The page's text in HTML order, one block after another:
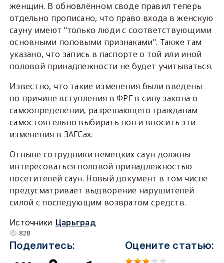
женщин. В обновлённом своде правил теперь
отдельно прописано, что право входа в женскую
сауну имеют "только люди с соответствующими
основными половыми признаками". Также там
указано, что запись в паспорте о той или иной
половой принадлежности не будет учитываться.
Известно, что такие изменения были введены
по причине вступления в ФРГ в силу закона о
самоопределении, разрешающего гражданам
самостоятельно выбирать пол и вносить эти
изменения в ЗАГСах.
Отныне сотрудники немецких саун должны
интересоваться половой принадлежностью
посетителей саун. Новый документ в том числе
предусматривает выдворение нарушителей
силой с последующим возвратом средств.
Источники Царьград
828
Поделитесь: Оцените статью: